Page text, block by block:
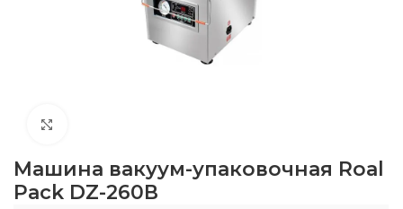
Машина вакуум-упаковочная Roal
Pack DZ-260В